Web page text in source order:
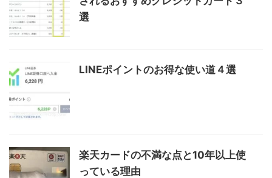
選
LINEポイントのお得な使い道４選
楽天カードの不満な点と10年以上使
っている理由